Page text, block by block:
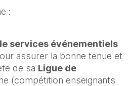
:
services événementiels
assurer la bonne tenue et
de sa Ligue de
(compétition enseignants